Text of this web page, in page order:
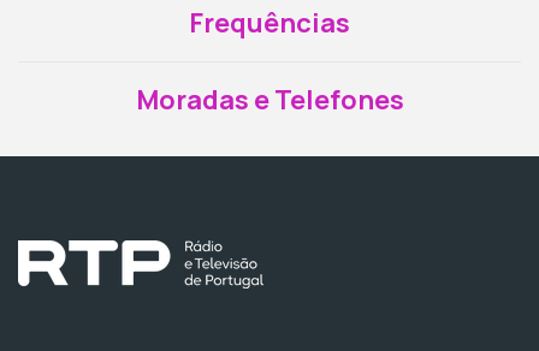
Frequências
Moradas e Telefones